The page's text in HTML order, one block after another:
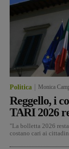
Politica Monica
Reggello, i
TARI 2026
"La bolletta 2026
costano cari ai